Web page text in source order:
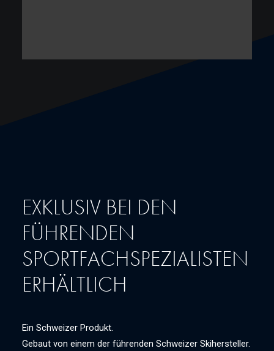
EXKLUSIV BEI DEN
FÜHRENDEN
SPORTFACHSPEZIALISTEN
ERHÄLTLICH
Ein Schweizer Produkt.
Gebaut von einem der führenden Schweizer Skihersteller.